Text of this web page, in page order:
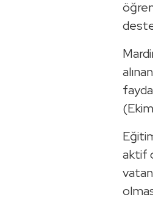
aktif